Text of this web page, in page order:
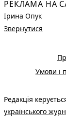
РЕКЛАМА НА
Ірина Опук
Звернутися
Умови і
Редакція
українського